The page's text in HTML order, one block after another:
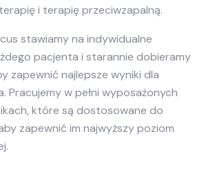
i terapię przeciwzapalną.
stawiamy na indywidualne
pacjenta i starannie dobieramy
zapewnić najlepsze wyniki dla
Pracujemy w pełni wyposażonych
które są dostosowane do
zapewnić im najwyższy poziom